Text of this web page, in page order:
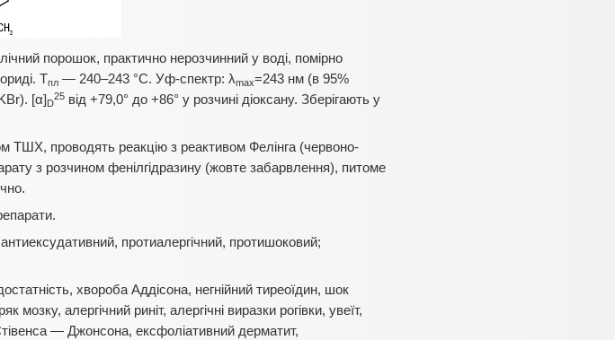
порошок, практично нерозчинний у воді, помірно
Тпл — 240–243 °С. Уф-спектр: λmax=243 нм (в 95%
[α] D
25 від +79,0° до +86° у розчині діоксану. Зберігають у
ТШХ, проводять реакцію з реактивом Фелінга (червоно-
з розчином фенілгідразину (жовте забарвлення), питоме
протиалергічний, протишоковий;
хвороба Аддісона, негнійний тиреоїдин, шок
алергічний риніт, алергічні виразки рогівки, увеїт,
— Джонсона, ексфоліативний дерматит,